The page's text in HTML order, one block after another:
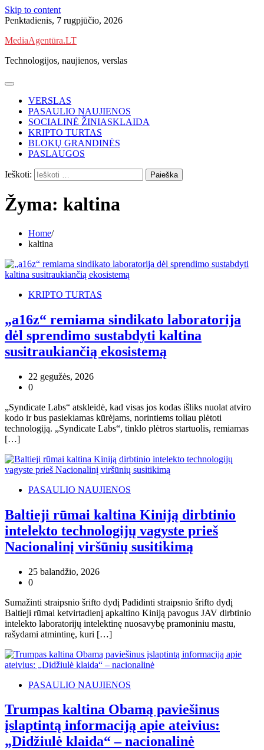
Skip to content
Penktadienis, 7 rugpjūčio, 2026
MediaAgentūra.LT
Technologijos, naujienos, verslas
VERSLAS
PASAULIO NAUJIENOS
SOCIALINĖ ŽINIASKLAIDA
KRIPTO TURTAS
BLOKŲ GRANDINĖS
PASLAUGOS
Ieškoti:
Žyma: kaltina
Home
kaltina
KRIPTO TURTAS
„a16z“ remiama sindikato laboratorija
dėl sprendimo sustabdyti kaltina
susitraukiančią ekosistemą
22 gegužės, 2026
0
„Syndicate Labs“ atskleidė, kad visas jos kodas išliks nuolat atviro
kodo ir bus pasiekiamas kūrėjams, norintiems toliau plėtoti
technologiją. „Syndicate Labs“, tinklo plėtros startuolis, remiamas
[…]
PASAULIO NAUJIENOS
Baltieji rūmai kaltina Kiniją dirbtinio
intelekto technologijų vagyste prieš
Nacionalinį viršūnių susitikimą
25 balandžio, 2026
0
Sumažinti straipsnio šrifto dydį Padidinti straipsnio šrifto dydį
Baltieji rūmai ketvirtadienį apkaltino Kiniją pavogus JAV dirbtinio
intelekto laboratorijų intelektinę nuosavybę pramoniniu mastu,
rašydami atmintinę, kuri […]
PASAULIO NAUJIENOS
Trumpas kaltina Obamą paviešinus
įslaptintą informaciją apie ateivius:
„Didžiulė klaida“ – nacionalinė